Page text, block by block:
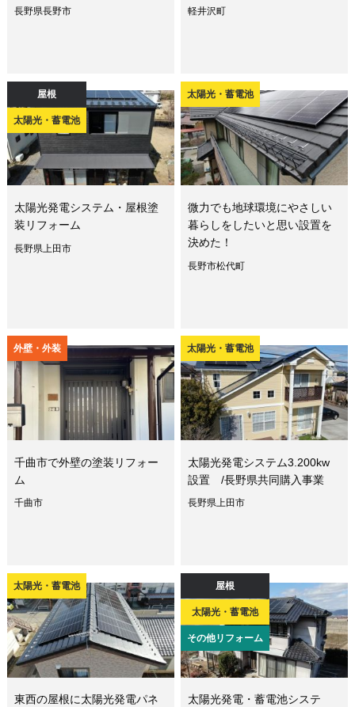
長野県長野市 軽井沢町
屋根
太陽光・蓄電池
太陽光発電システム・屋根塗
装リフォーム
長野県上田市
太陽光・蓄電池
微力でも地球環境にやさしい
暮らしをしたいと思い設置を
決めた！
長野市松代町
外壁・外装
千曲市で外壁の塗装リフォー
ム
千曲市
太陽光・蓄電池
太陽光発電システム3.200kw
設置 /長野県共同購入事業
長野県上田市
太陽光・蓄電池
東西の屋根に太陽光発電パネ
屋根
太陽光・蓄電池
その他リフォーム
太陽光発電・蓄電池システ